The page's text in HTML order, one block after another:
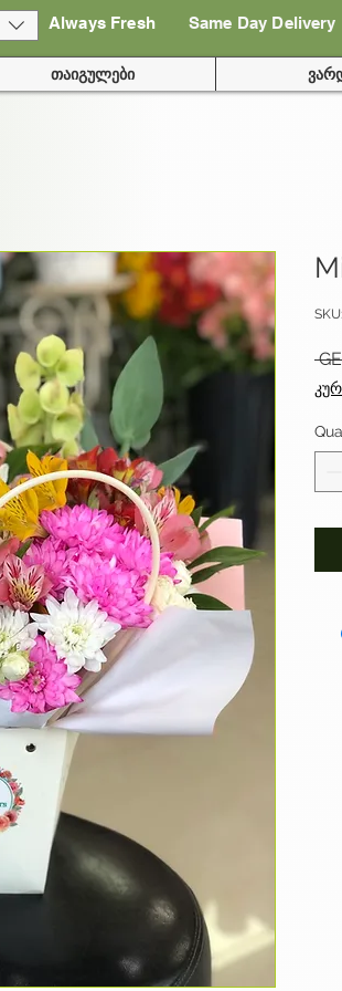
Always Fresh Same Day Delivery
თაიგულები